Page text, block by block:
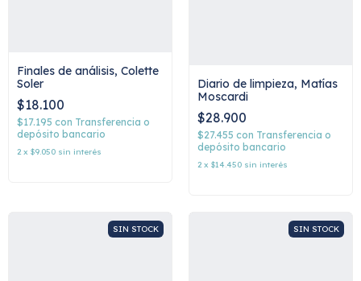
Finales de análisis, Colette
Soler
$18.100
$17.195 con Transferencia o
depósito bancario
2 x $9.050 sin interés
Diario de limpieza, Matías
Moscardi
$28.900
$27.455 con Transferencia o
depósito bancario
2 x $14.450 sin interés
SIN STOCK SIN STOCK